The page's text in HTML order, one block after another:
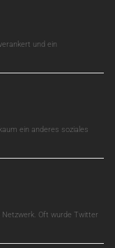
und ein
ein anderes soziales
Oft wurde Twitter